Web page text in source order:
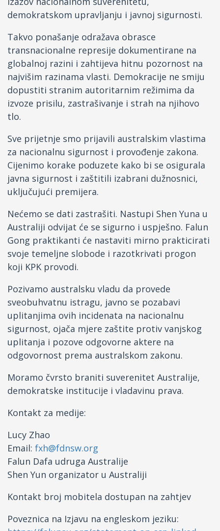
demokratskom upravljanju i javnoj sigurnosti.
Takvo ponašanje odražava obrasce
transnacionalne represije dokumentirane na
globalnoj razini i zahtijeva hitnu pozornost na
najvišim razinama vlasti. Demokracije ne smiju
dopustiti stranim autoritarnim režimima da
izvoze prisilu, zastrašivanje i strah na njihovo
tlo.
Sve prijetnje smo prijavili australskim vlastima
za nacionalnu sigurnost i provođenje zakona.
Cijenimo korake poduzete kako bi se osigurala
javna sigurnost i zaštitili izabrani dužnosnici,
uključujući premijera.
Nećemo se dati zastrašiti. Nastupi Shen Yuna u
Australiji odvijat će se sigurno i uspješno. Falun
Gong praktikanti će nastaviti mirno prakticirati
svoje temeljne slobode i razotkrivati progon
koji KPK provodi.
Pozivamo australsku vladu da provede
sveobuhvatnu istragu, javno se pozabavi
uplitanjima ovih incidenata na nacionalnu
sigurnost, ojača mjere zaštite protiv vanjskog
uplitanja i pozove odgovorne aktere na
odgovornost prema australskom zakonu.
Moramo čvrsto braniti suverenitet Australije,
demokratske institucije i vladavinu prava.
Kontakt za medije:
Lucy Zhao
Email: fxh@fdnsw.org
Falun Dafa udruga Australije
Shen Yun organizator u Australiji
Kontakt broj mobitela dostupan na zahtjev
Poveznica na Izjavu na engleskom jeziku: